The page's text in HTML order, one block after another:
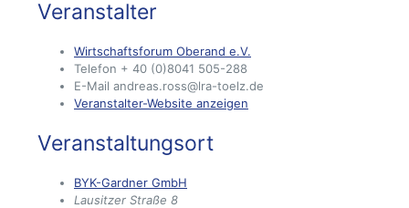
Veranstalter
Wirtschaftsforum Oberand e.V.
Telefon + 40 (0)8041 505-288
E-Mail andreas.ross@lra-toelz.de
Veranstalter-Website anzeigen
Veranstaltungsort
BYK-Gardner GmbH
Lausitzer Straße 8